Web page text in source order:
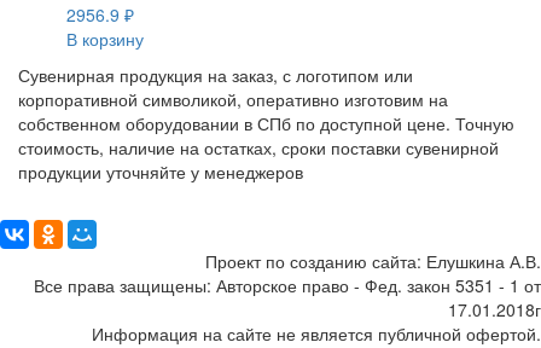
2956.9 ₽
В корзину
Сувенирная продукция на заказ, с логотипом или
корпоративной символикой, оперативно изготовим на
собственном оборудовании в СПб по доступной цене. Точную
стоимость, наличие на остатках, сроки поставки сувенирной
продукции уточняйте у менеджеров
Проект по созданию сайта: Елушкина А.В.
Все права защищены: Авторское право - Фед. закон 5351 - 1 от
17.01.2018г
Информация на сайте не является публичной офертой.